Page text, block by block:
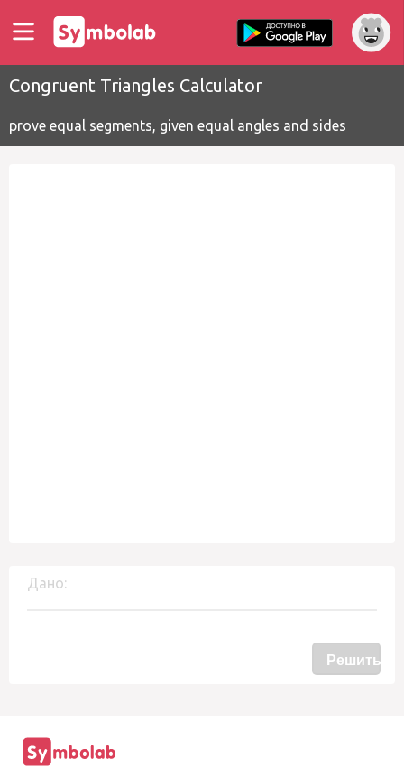
Congruent Triangles Calculator
prove equal segments, given equal angles and sides
Дано:
Решить